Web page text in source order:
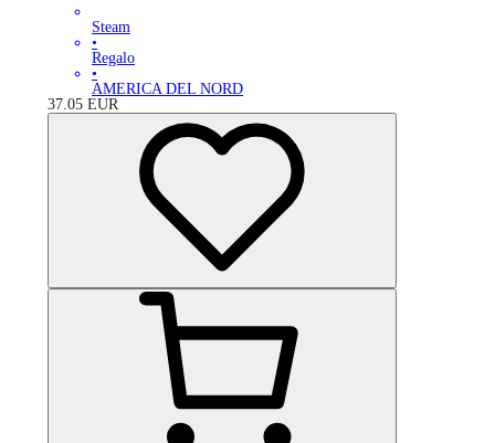
Steam
•
Regalo
•
AMERICA DEL NORD
37.05 EUR